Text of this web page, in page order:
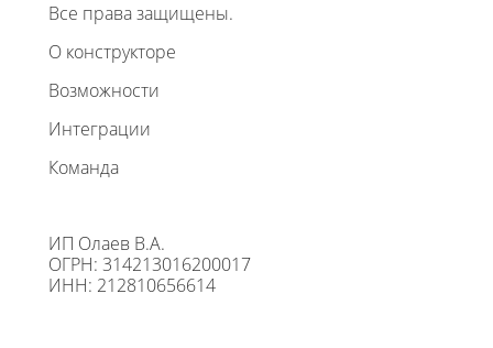
Все права защищены.
О конструкторе
Возможности
Интеграции
Команда
ИП Олаев В.А.
ОГРН: 314213016200017
ИНН: 212810656614